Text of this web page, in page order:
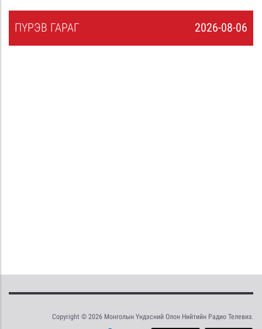
2026-08-06
ПҮРЭВ ГАРАГ
Copyright © 2026 Монголын Үндэсний Олон Нийтийн Радио Телевиз.